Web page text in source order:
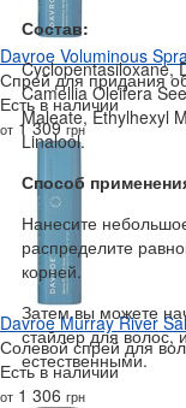
Состав:
Cyclopentasiloxane,
Camellia Oleifera
Maleate, Ethylhexyl
Linalool.
Способ
Нанесите
распределите
корней.
Затем вы можете
стайлер для волос,
естественными.
Davroe Voluminous
Спрей для придания
Есть в наличии
от 1 309грн
Davroe Murray River
Солевой спрей для
Есть в наличии
от 1 306 грн